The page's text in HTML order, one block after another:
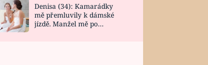
Denisa (34): Kamarádky
mě přemluvily k dámské
jízdě. Manžel mě po